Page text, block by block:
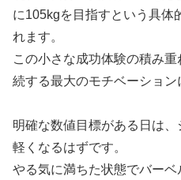
に105kgを目指すという具体
れます。
この小さな成功体験の積み
続する最大のモチベーション
明確な数値目標がある日は
軽くなるはずです。
やる気に満ちた状態でバー